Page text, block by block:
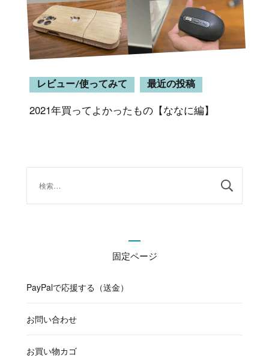
レビュー/使ってみて 最近の投稿
2021年買ってよかったもの【ななに編】
固定ページ
PayPalで応援する（送金）
お問い合わせ
お買い物カゴ